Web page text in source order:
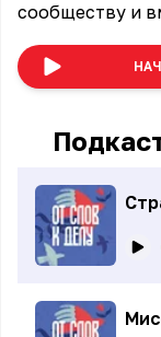
сообществу и